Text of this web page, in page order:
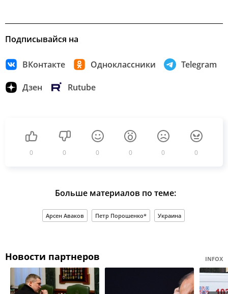
Подписывайся на
ВКонтакте Одноклассники Telegram
Дзен Rutube
0 0 0 0 0 0
Больше материалов по теме:
Арсен Аваков Петр Порошенко* Украина
Новости партнеров INFOX